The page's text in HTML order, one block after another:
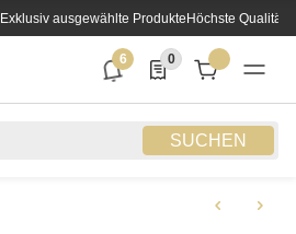
Exklusiv ausgewählte ProdukteHöchste Qualität
SUCHEN
6
6 neue Notifizierungen
0
0 Produkte in der